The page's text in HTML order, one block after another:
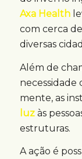
Axa Health
com cerca
diversas
Além de
necessidade
mente, as
luzàs
estruturas.
A ação é